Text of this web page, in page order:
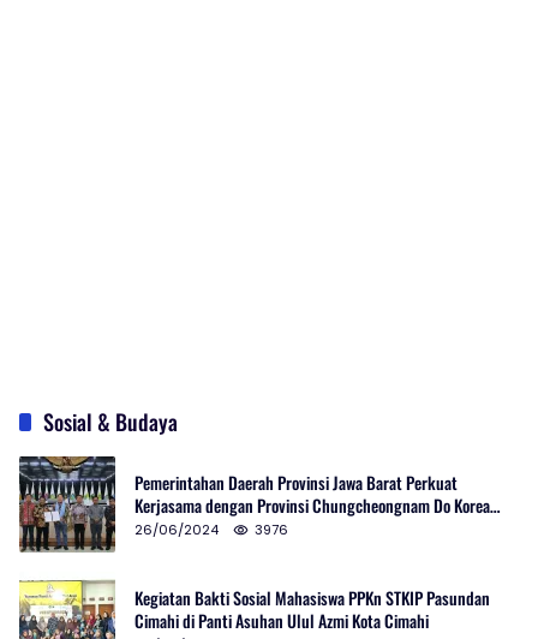
Sosial & Budaya
Pemerintahan Daerah Provinsi Jawa Barat Perkuat
Kerjasama dengan Provinsi Chungcheongnam Do Korea
Selatan
26/06/2024 3976
Kegiatan Bakti Sosial Mahasiswa PPKn STKIP Pasundan
Cimahi di Panti Asuhan Ulul Azmi Kota Cimahi